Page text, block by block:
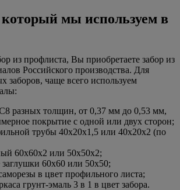
мы используем в
из профлиста, Вы приобретаете забор из
Российского производства. Для
заборов, чаще всего используем
разных толщин, от 0,37 мм до 0,53 мм,
покрытие с одной или двух сторон;
трубы 40х20х1,5 или 40х20х2 (по
60х60х2 или 50х50х2;
60х60 или 50х50;
в цвет профильного листа;
грунт-эмаль 3 в 1 в цвет забора.